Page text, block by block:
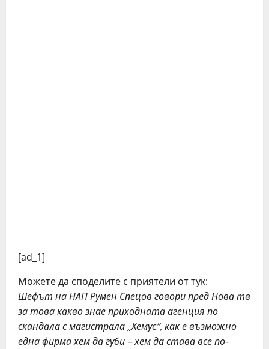
[ad_1]
Можете да споделите с приятели от тук:
Шефът на НАП Румен Спецов говори пред Нова тв
за това какво знае приходната агенция по
скандала с магистрала „Хемус”, как е възможно
една фирма хем да губи – хем да става все по-